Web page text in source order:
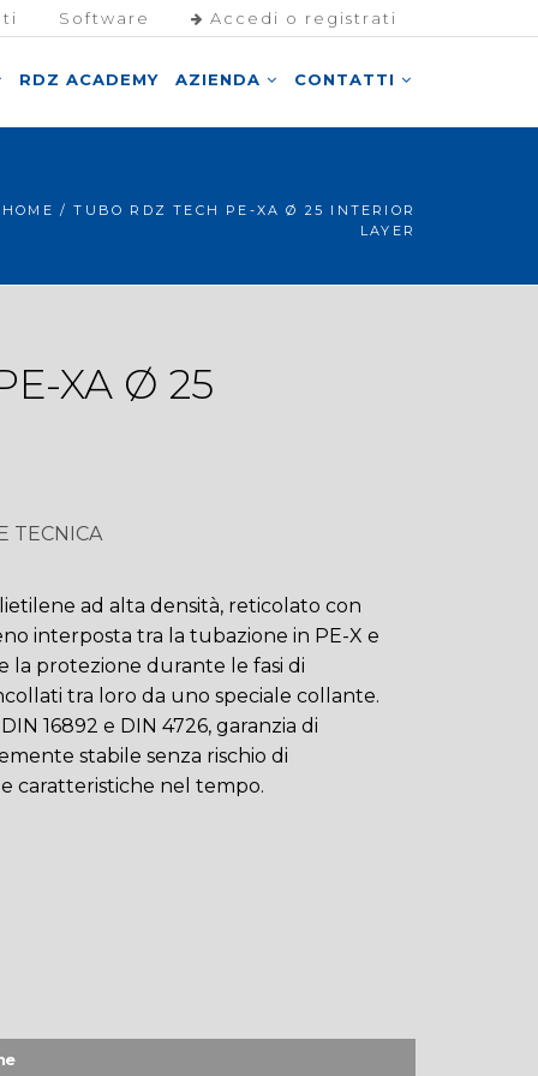
Software Accedi o registrati
RDZ ACADEMY AZIENDA CONTATTI
HOME / TUBO RDZ TECH PE-XA Ø 25 INTERIOR
LAYER
XA Ø 25
TECNICA
ad alta densità, reticolato con
interposta tra la tubazione in PE-X e
la protezione durante le fasi di
tra loro da uno speciale collante.
16892 e DIN 4726, garanzia di
stabile senza rischio di
caratteristiche nel tempo.